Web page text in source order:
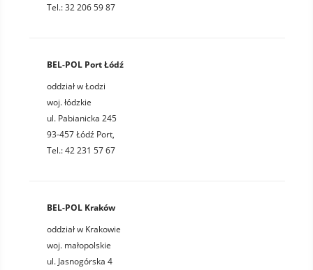
Tel.: 32 206 59 87
BEL-POL Port Łódź
oddział w Łodzi
woj. łódzkie
ul. Pabianicka 245
93-457 Łódź Port,
Tel.: 42 231 57 67
BEL-POL Kraków
oddział w Krakowie
woj. małopolskie
ul. Jasnogórska 4